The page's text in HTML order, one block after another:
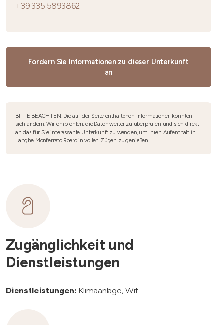
+39 335 5893862
Fordern Sie Informationen zu dieser Unterkunft
an
BITTE BEACHTEN: Die auf der Seite enthaltenen Informationen könnten
sich ändern. Wir empfehlen, die Daten weiter zu überprüfen und sich direkt
an das für Sie interessante Unterkunft zu wenden, um Ihren Aufenthalt in
Langhe Monferrato Roero in vollen Zügen zu genießen.
Zugänglichkeit und
Dienstleistungen
Dienstleistungen: Klimaanlage, Wifi